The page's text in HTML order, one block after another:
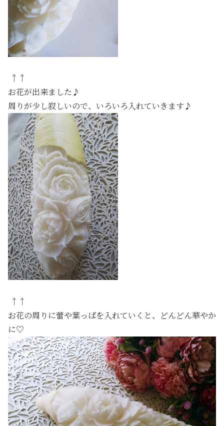
↑↑
お花が出来ました♪
周りが少し寂しいので、いろいろ入れていきます♪
↑↑
お花の周りに蕾や葉っぱを入れていくと、どんどん華やか
に♡